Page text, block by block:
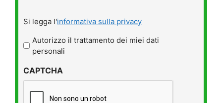
legga
l'informativa
sulla
*
Si legga l'informativa sulla privacy
Autorizzo il trattamento dei miei dati
personali
CAPTCHA